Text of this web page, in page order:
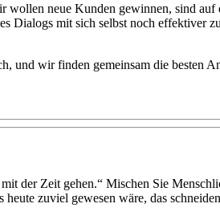
neue Kunden gewinnen, sind auf
Dialogs mit sich selbst noch effektiver
und wir finden gemeinsam die besten
der Zeit gehen.“ Mischen Sie
zuviel gewesen wäre, das